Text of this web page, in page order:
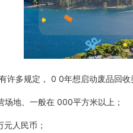
许多规定， 0 0年想启动废品回
场地、一般在 000平方米以上；
元人民币；